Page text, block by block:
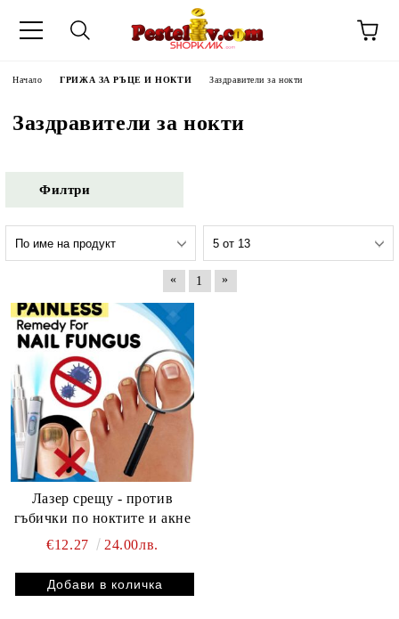
НА
Начало ГРИЖА ЗА РЪЦЕ И НОКТИ Заздравители за нокти
Заздравители за нокти
Филтри
« 1 »
Лазер срещу - против
гъбички по ноктите и акне
€12.27
24.00лв.